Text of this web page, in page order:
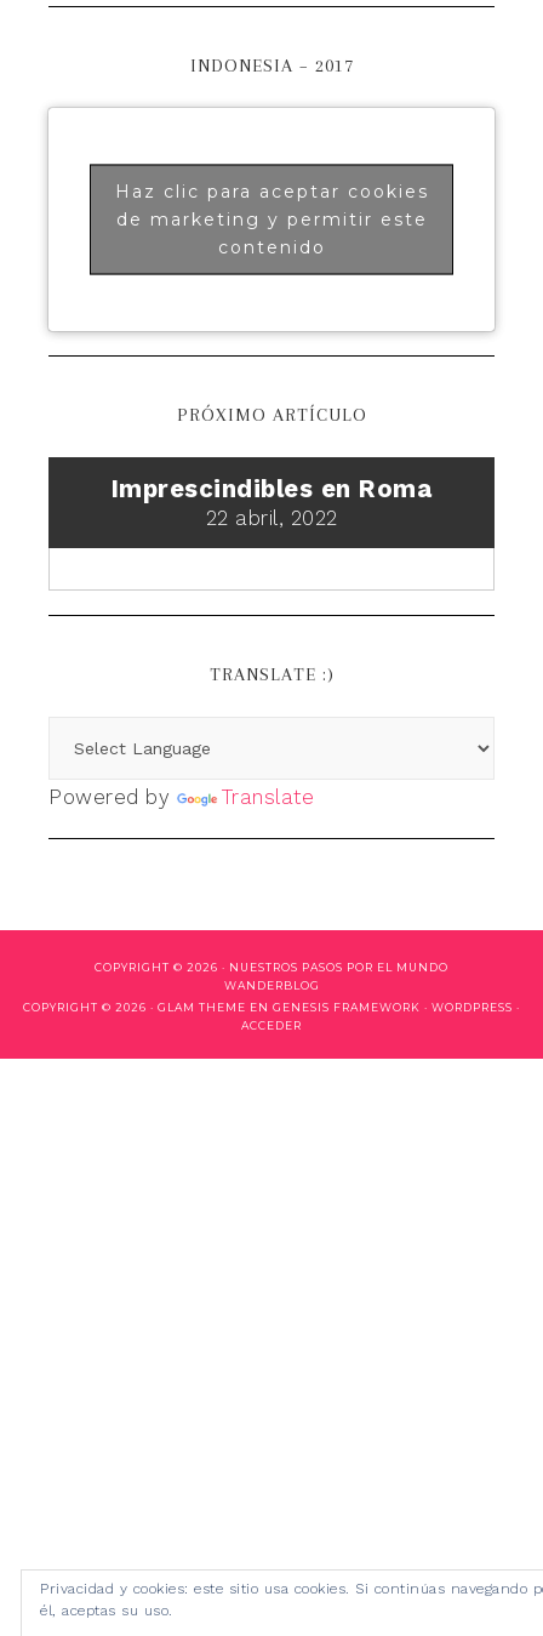
INDONESIA – 2017
Haz clic para aceptar cookies
de marketing y permitir este
contenido
PRÓXIMO ARTÍCULO
Imprescindibles en Roma
22 abril, 2022
TRANSLATE :)
Powered by Translate
COPYRIGHT © 2026 · NUESTROS PASOS POR EL MUNDO
WANDERBLOG
COPYRIGHT © 2026 · GLAM THEME EN GENESIS FRAMEWORK · WORDPRESS ·
ACCEDER
Privacidad y cookies: este sitio usa cookies. Si continúas navegando
él, aceptas su uso.